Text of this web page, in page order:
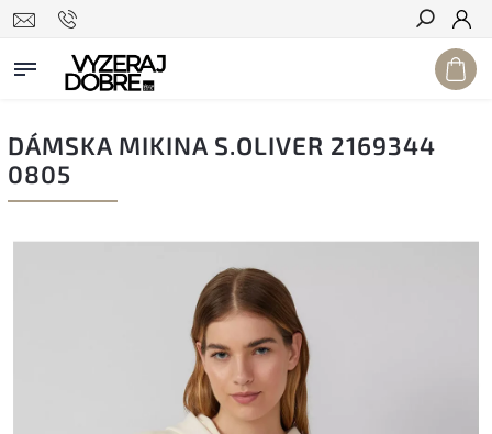
Hľadať
DÁMSKA MIKINA S.OLIVER 2169344
0805